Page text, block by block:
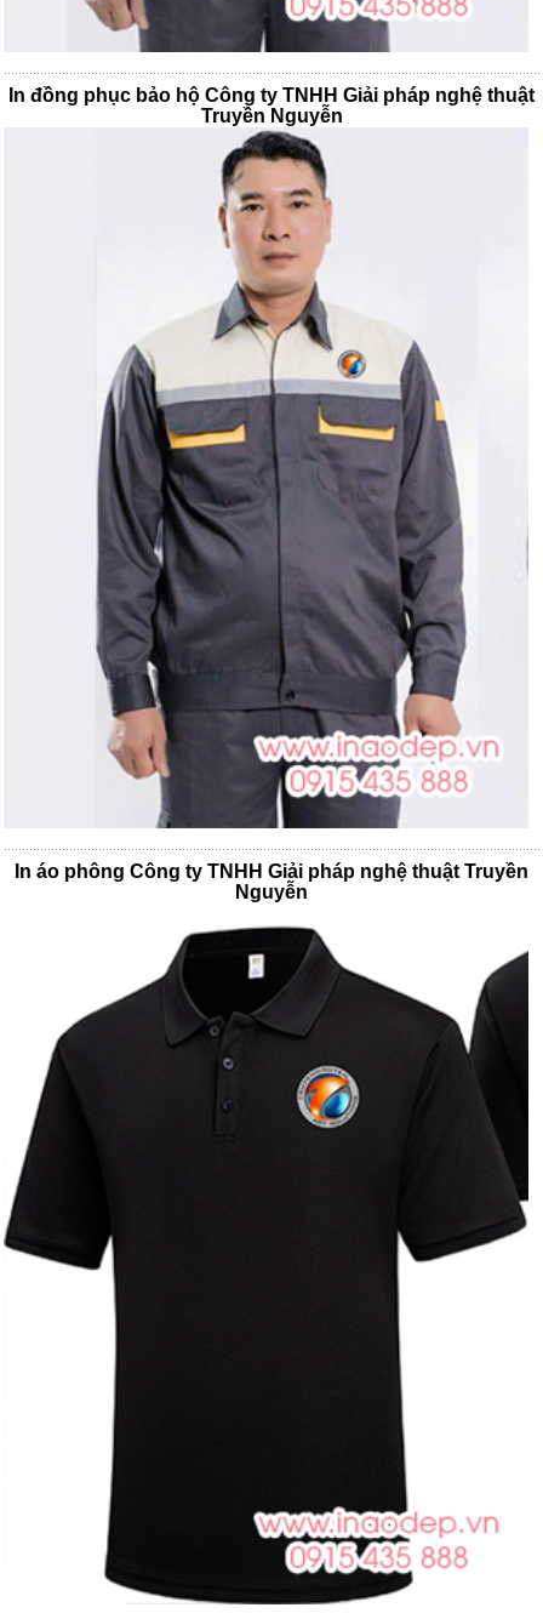
In đồng phục bảo hộ Công ty TNHH Giải pháp nghệ thuật
Truyền Nguyễn
In áo phông Công ty TNHH Giải pháp nghệ thuật Truyền
Nguyễn